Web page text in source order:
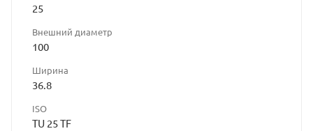
25
Внешний диаметр
100
Ширина
36.8
ISO
TU 25 TF